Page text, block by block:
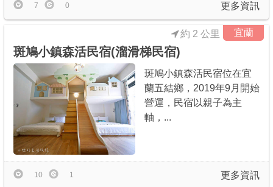
更多資訊
7 0
宜蘭
斑鳩小鎮森活民宿(溜滑梯民宿)
約 2 公里
斑鳩小鎮森活民宿位在宜
蘭五結鄉，2019年9月開始
營運，民宿以親子為主
軸，...
更多資訊
10 1